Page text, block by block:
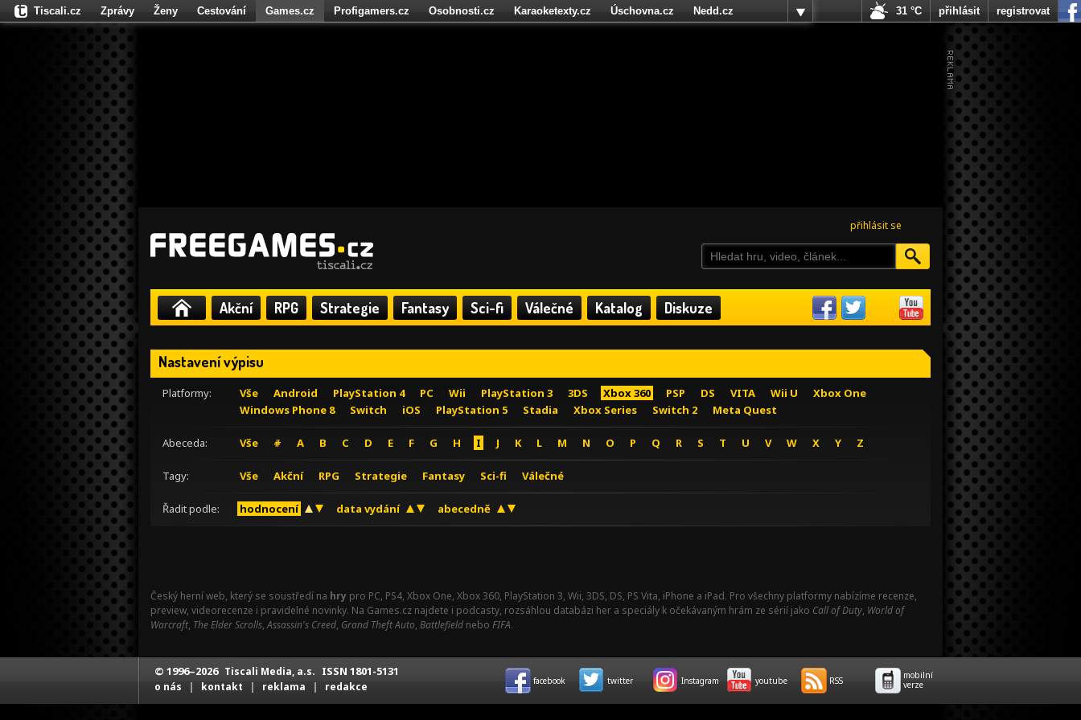
přihlásit se
Akční RPG Strategie Fantasy Sci-fi Válečné Katalog Diskuze
Nastavení výpisu
Platformy: Vše Android PlayStation 4 PC Wii PlayStation 3 3DS Xbox 360 PSP DS VITA Wii U
Xbox One
Windows Phone 8
Switch iOS PlayStation 5 Stadia Xbox Series Switch 2 Meta Quest
Abeceda: Vše # A B C D E F G H I J K L M N O P Q R S T U V W X Y Z
Tagy: Vše Akční RPG Strategie Fantasy Sci-fi Válečné
Řadit podle: hodnocení data vydání abecedně
Český herní web, který se soustředí na hry pro PC, PS4, Xbox One, Xbox 360, PlayStation 3, Wii, 3DS, DS, PS Vita, iPhone a iPad. Pro všechny platformy nabízíme recenze,
preview, videorecenze i pravidelné novinky. Na Games.cz najdete i podcasty, rozsáhlou databázi her a speciály k očekávaným hrám ze sérií jako Call of Duty, World of
Warcraft, The Elder Scrolls,Assassin's Creed, Grand Theft Auto, Battlefield nebo FIFA.
Tiscali.cz Zprávy Ženy Cestování Games.cz Profigamers.cz Osobnosti.cz Karaoketexty.cz Úschovna.cz
Nedd.cz
Fights.cz
31 °C přihlásit registrovat
© 1996–2026 Tiscali Media, a.s. ISSN 1801-5131
o nás | kontakt | reklama | redakce facebook twitter Instagram youtube RSS
mobilní
verze